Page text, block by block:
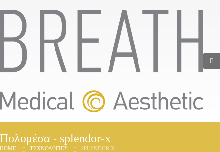
Πολυμέσα - splendor-x
HOME ΤΕΧΝΟΛΟΓΙΕΣ SPLENDOR-X